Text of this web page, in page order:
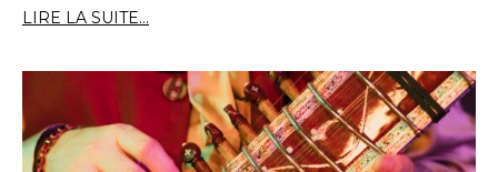
LIRE LA SUITE...